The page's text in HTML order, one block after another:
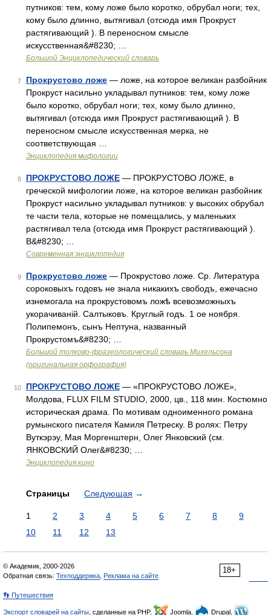
путников: тем, кому ложе было коротко, обрубал ноги; тех,
кому было длинно, вытягивал (отсюда имя Прокруст
растягивающий ). В переносном смысле
искусственная&#8230; …
Большой Энциклопедический словарь
7 Прокрустово ложе — ложе, на которое великан разбойник
Прокруст насильно укладывал путников: тем, кому ложе
было коротко, обрубал ноги; тех, кому было длинно,
вытягивал (отсюда имя Прокруст растягивающий ). В
переносном смысле искусственная мерка, не
соответствующая …
Энциклопедия мифологии
8 ПРОКРУСТОВО ЛОЖЕ — ПРОКРУСТОВО ЛОЖЕ, в
греческой мифологии ложе, на которое великан разбойник
Прокруст насильно укладывал путников: у высоких обрубал
те части тела, которые не помещались, у маленьких
растягивал тела (отсюда имя Прокруст растягивающий ).
В&#8230; …
Современная энциклопедия
9 Прокрустово ложе — Прокрустово ложе. Ср. Литература
сороковыхъ годовъ не знала никакихъ свободъ, ежечасно
изнемогала на прокрустовомъ ложѣ всевозможныхъ
укорачиваній. Салтыковъ. Круглый годъ. 1 ое ноября.
Полипемонъ, сынъ Нептуна, названный
Прокрустомъ&#8230; …
Большой толково-фразеологический словарь Михельсона
(оригинальная орфография)
10 ПРОКРУСТОВО ЛОЖЕ — «ПРОКРУСТОВО ЛОЖЕ»,
Молдова, FLUX FILM STUDIO, 2000, цв., 118 мин. Костюмно
историческая драма. По мотивам одноименного романа
румынского писателя Камиля Петреску. В ролях: Петру
Вуткэрэу, Мая Моргенштерн, Олег Янковский (см.
ЯНКОВСКИЙ Олег&#8230; …
Энциклопедия кино
Страницы Следующая →
1 2 3 4 5 6 7 8
9
10
11 12 13
18+
© Академик, 2000-2026
Обратная связь: Техподдержка Реклама на сайте
👣 Путешествия
Экспорт словарей на сайты , сделанные на PHP, Joomla, Drupal,